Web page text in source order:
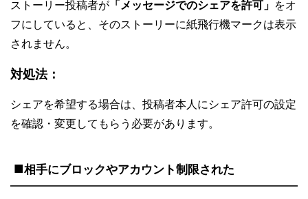
ストーリー投稿者が 「メッセージでのシェアを許可」 をオ
フにしていると、そのストーリーに紙飛行機マークは表示
されません。
対処法：
シェアを希望する場合は、投稿者本人にシェア許可の設定
を確認・変更してもらう必要があります。
■相手にブロックやアカウント制限された